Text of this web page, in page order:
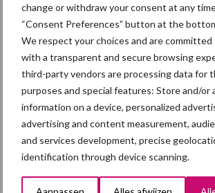
change or withdraw your consent at any
“Consent Preferences” button at the
We respect your choices and are
with a transparent and secure browsing
third-party vendors are processing data for
purposes and special features: Store and/or
information on a device, personalized
advertising and content measurement,
and services development, precise
identification through device scanning.
7 aug
Grondstoffenmarkt
droogte en
handel in de greep
5 aug
“Vraag naar
hygieneoplossingen
groter dan ooit”